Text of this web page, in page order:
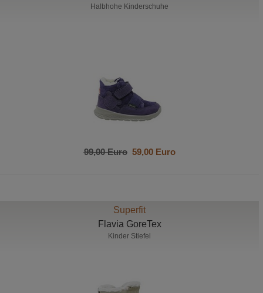
Halbhohe Kinderschuhe
99,00 Euro59,00 Euro
Superfit
Flavia GoreTex
Kinder Stiefel